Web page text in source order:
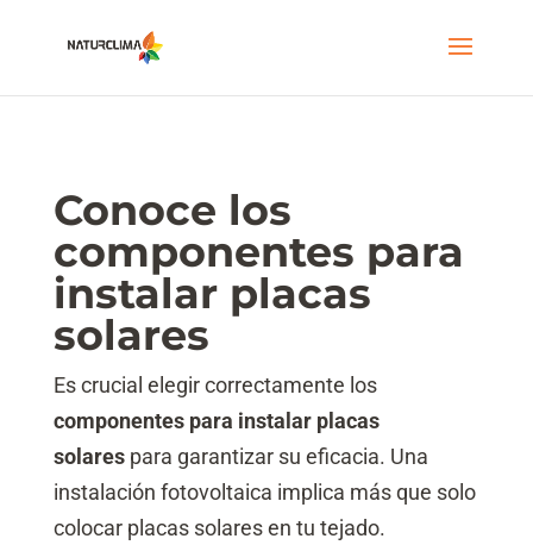
Conoce los
componentes para
instalar placas
solares
Es crucial elegir correctamente los
componentes para instalar placas
solarespara garantizar su eficacia. Una
instalación fotovoltaica implica más que solo
colocar placas solares en tu tejado.